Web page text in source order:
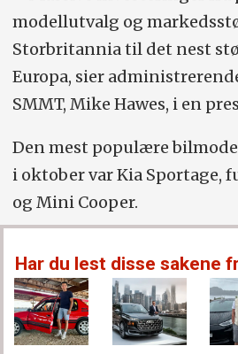
modellutvalg og
Storbritannia til det nest
Europa, sier
SMMT, Mike Hawes, i en
Den mest populære
i oktober var Kia Sportage,
og Mini Cooper.
Har du lest disse sakene